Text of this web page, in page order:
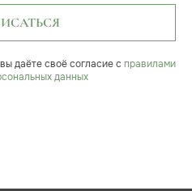
даёте своё согласие с правилами
данных